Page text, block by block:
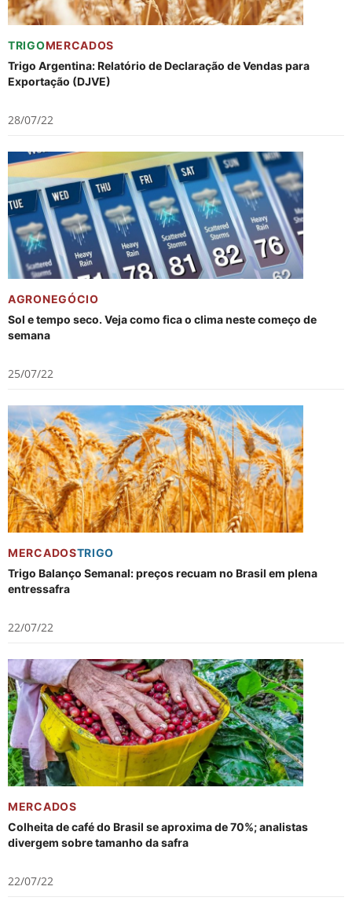
TRIGOMERCADOS
Trigo Argentina: Relatório de Declaração de Vendas para
Exportação (DJVE)
28/07/22
AGRONEGÓCIO
Sol e tempo seco. Veja como fica o clima neste começo de
semana
25/07/22
MERCADOSTRIGO
Trigo Balanço Semanal: preços recuam no Brasil em plena
entressafra
22/07/22
MERCADOS
Colheita de café do Brasil se aproxima de 70%; analistas
divergem sobre tamanho da safra
22/07/22